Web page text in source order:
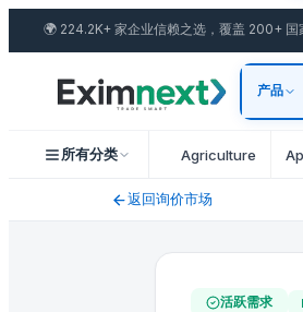
求购: Flour
采购需求规格与贸易条款
一位来自 Malaysia 的买家正在寻找
运输条款与目的港
买家要求 CIF 运输条款。能够向
🌍 224.2K+ 家企业信赖之选，覆盖 200+ 国
产品
所有分类 Agriculture
返回询价市场
活跃需求